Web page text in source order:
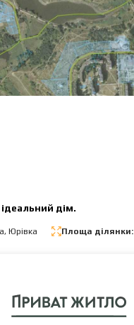
дім.
Юрівка Площа ділянки: